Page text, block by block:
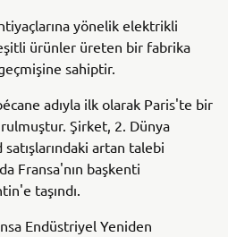
yönelik elektrikli
ürünler üreten bir fabrika
sahiptir.
adıyla ilk olarak Paris'te bir
Şirket, 2. Dünya
artan talebi
Fransa'nın başkenti
taşındı.
Endüstriyel Yeniden